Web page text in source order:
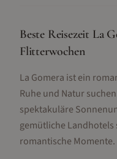
Beste Reisezeit La
Flitterwochen
La Gomera ist ein
Ruhe und Natur
spektakuläre
gemütliche Landhotels
romantische Momente.